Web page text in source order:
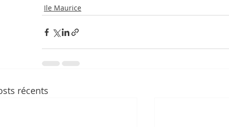
Ile Maurice
récents